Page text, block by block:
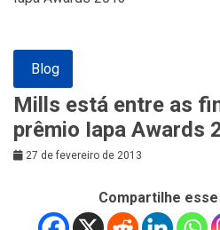
Blog
Mills está entre as
prêmio Iapa Awards
27 de fevereiro de 2013
Compartilhe